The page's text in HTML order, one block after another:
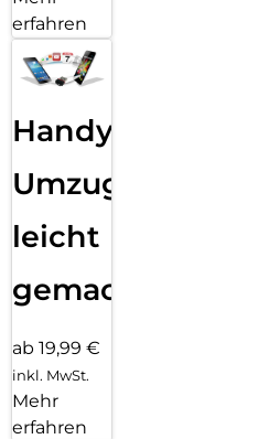
erfahren
Handy
Umzug
leicht
gemacht!
ab 19,99 €
inkl. MwSt.
Mehr
erfahren